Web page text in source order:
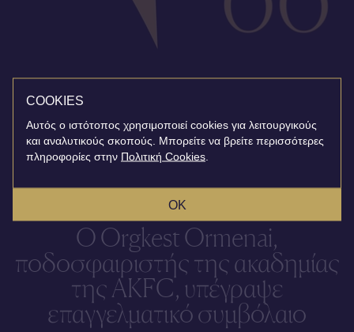
Ο Orgkest Ormenai,
ποδοσφαιριστής της ακαδημίας
της AKFC, υπέγραψε
επαγγελματικό συμβόλαιο
COOKIES
Αυτός ο ιστότοπος χρησιμοποιεί cookies για λειτουργικούς
και αναλυτικούς σκοπούς. Μπορείτε να βρείτε περισσότερες
πληροφορίες στην Πολιτική Cookies
OK